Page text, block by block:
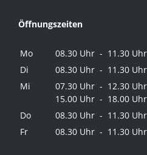
Öffnungszeiten
Mo
08.30 Uhr - 11.30 Uhr
Di
08.30 Uhr - 11.30 Uhr
Mi
07.30 Uhr - 12.30 Uhr
15.00 Uhr - 18.00 Uhr
Do
08.30 Uhr - 11.30 Uhr
Fr
08.30 Uhr - 11.30 Uhr